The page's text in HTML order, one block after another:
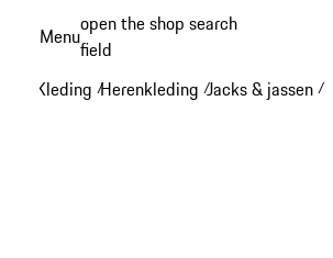
hoofdinhoud
Menuopen the shop search
field
Kleding /Herenkleding /Jacks & jassen /